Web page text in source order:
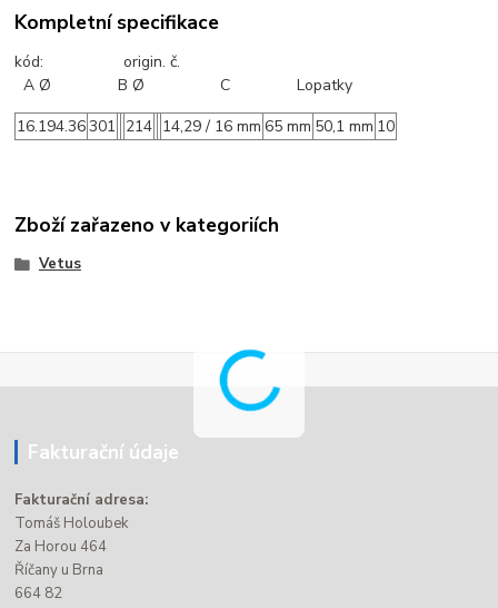
Kompletní specifikace
kód: origin. č.
A Ø B Ø C Lopatky
16.194.36301 214 14,29 / 16 mm 65 mm 50,1 mm 10
Zboží zařazeno v kategoriích
Vetus
Fakturační údaje
Fakturační adresa:
Tomáš Holoubek
Za Horou 464
Říčany u Brna
664 82